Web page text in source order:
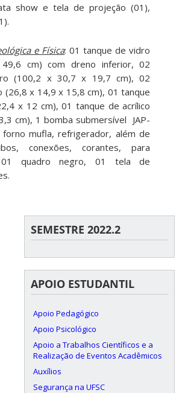
show e tela de projeção (01),
e Física: 01 tanque de vidro
cm) com dreno inferior, 02
(100,2 x 30,7 x 19,7 cm), 02
(26,8 x 14,9 x 15,8 cm), 01 tanque
x 12 cm), 01 tanque de acrílico
cm), 1 bomba submersível JAP-
mufla, refrigerador, além de
conexões, corantes, para
01 quadro negro, 01 tela de
SEMESTRE 2022.2
APOIO ESTUDANTIL
Apoio Pedagógico
Apoio Psicológico
Apoio a Trabalhos Científicos e a
Realização de Eventos Acadêmicos
Auxílios
Segurança na UFSC